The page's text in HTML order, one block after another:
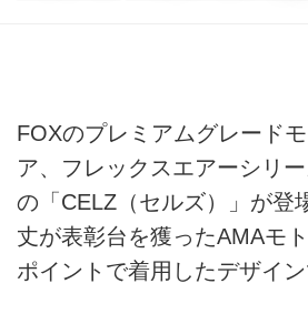
FOXのプレミアムグレード
ア、フレックスエアーシリ
の「CELZ（セルズ）」が登
丈が表彰台を獲ったAMAモ
ポイントで着用したデザイン